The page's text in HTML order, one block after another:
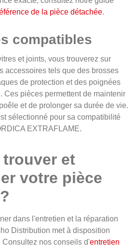
de la pièce détachée.
compatibles
et joints, vous trouverez sur
accessoires tels que des brosses
de protection et des poignées
Ces pièces permettent de maintenir
et de prolonger sa durée de vie.
sélectionné pour sa compatibilité
EXTRAFLAME.
trouver et
votre pièce
dans l'entretien et la réparation
Distribution met à disposition
Consultez nos conseils d'entretien